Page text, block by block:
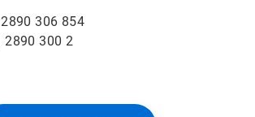
306 854
2890 300 2